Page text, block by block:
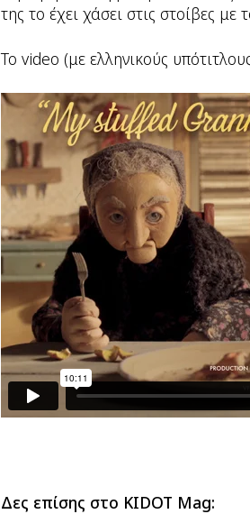
της το έχει χάσει στις στοίβες
Το video (με ελληνικούς
Δες επίσης στο KIDOT Mag: